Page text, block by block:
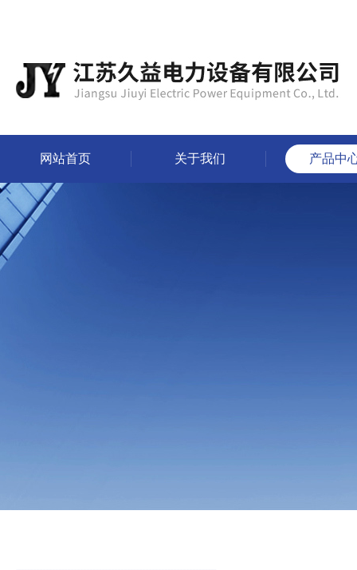
网站首页 关于我们 产品中